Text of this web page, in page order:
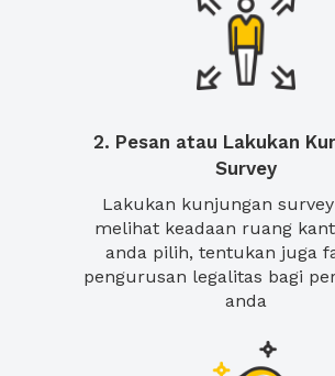
2. Pesan atau Lakukan
Survey
Lakukan kunjungan
melihat keadaan ruang
anda pilih, tentukan juga
pengurusan legalitas bagi
anda